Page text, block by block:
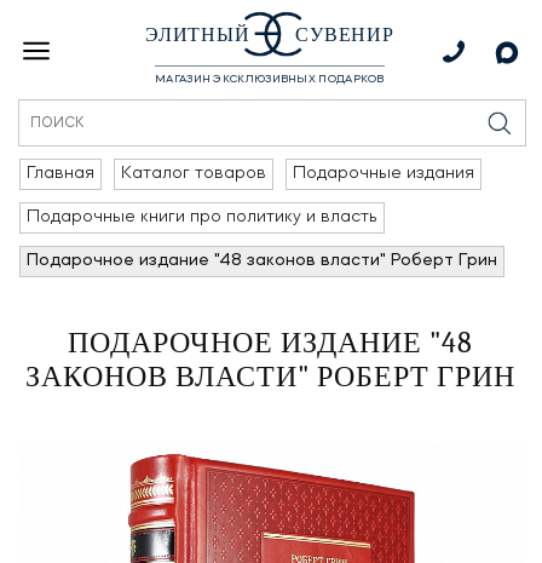
ЭЛИТНЫЙ СУВЕНИР
МАГАЗИН ЭКСКЛЮЗИВНЫХ ПОДАРКОВ
Главная Каталог товаров Подарочные издания
Подарочные книги про политику и власть
Подарочное издание "48 законов власти" Роберт Грин
ПОДАРОЧНОЕ ИЗДАНИЕ "48
ЗАКОНОВ ВЛАСТИ" РОБЕРТ ГРИН